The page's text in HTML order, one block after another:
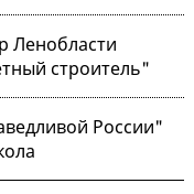
Ленобласти
строитель"
России"